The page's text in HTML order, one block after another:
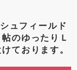
ュフィールド
のゆったりＬ
ております。